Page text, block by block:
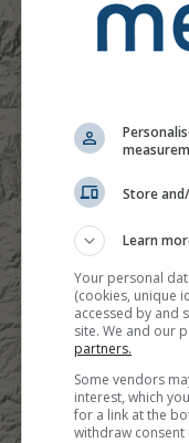
Store
Learn
Your personal
(cookies, unique
accessed by and
site. We and our
partners.
Some vendors
interest, which
for a link at the
withdraw consent